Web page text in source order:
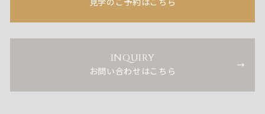
INQUIRY
お問い合わせはこちら